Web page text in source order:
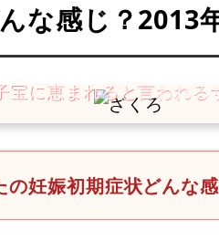
な感じ？2013
の妊娠初期症状どんな